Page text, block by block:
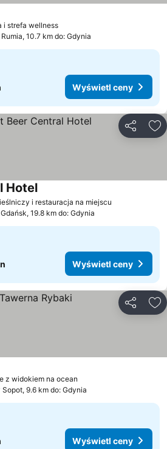
i strefa wellnessWyświetl ceny
Rumia, 10.7 km do: Gdynia
Wyświetl ceny
i restauracja na miejscu
HotelWyświetl ceny
Gdańsk, 19.8 km do: Gdynia
Wyświetl ceny
z widokiem na ocean
ceny
Sopot, 9.6 km do: Gdynia
Wyświetl ceny